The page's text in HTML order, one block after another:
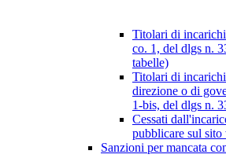
Titolari di
co. 1, del dlgs n.
tabelle)
Titolari di
direzione o di
1-bis, del dlgs n.
Cessati
pubblicare sul sito
Sanzioni per mancata